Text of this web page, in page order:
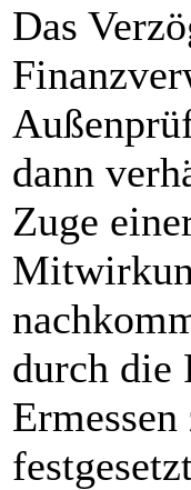
Das
dann
Zuge
durch die